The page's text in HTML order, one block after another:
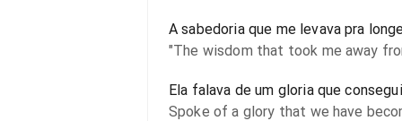
A sabedoria que me levava pra
"The wisdom that took me away
Ela falava de um gloria que
Spoke of a glory that we have